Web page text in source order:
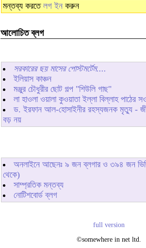
মন্তব্য করতে লগ ইন করুন
আলোচিত ব্লগ
সরকারের ছয় মাসের পোস্টমর্টেম....
ইলিয়াস কাঞ্চন
মঞ্জুর চৌধুরীর ছোট গল্প "শিউলি গাছ"
লা হাওলা ওয়ালা কুওয়াতা ইল্লা বিল্লাহ পাঠের
ড. ইরফান আল-হোসাইনীর রহস্যজনক মৃত্যু -
বড় নয়
অনলাইনে আছেনঃ ৯ জন ব্লগার ও ৩৯৪ জন
থেকে)
সাম্প্রতিক মন্তব্য
নোটিশবোর্ড ব্লগ
full version
©somewhere in net ltd.